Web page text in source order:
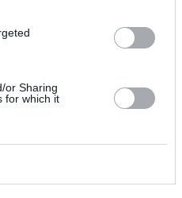
or Sharing
for which it